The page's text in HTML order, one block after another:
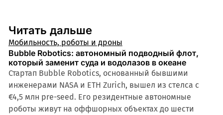
Читать дальше
Мобильность, роботы и дроны
Bubble Robotics: автономный подводный флот,
который заменит суда и водолазов в океане
Стартап Bubble Robotics, основанный бывшими
инженерами NASA и ETH Zurich, вышел из стелса с
€4,5 млн pre-seed. Его резидентные автономные
роботы живут на оффшорных объектах до шести